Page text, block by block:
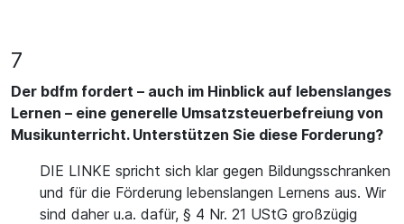
7
Der bdfm fordert – auch im Hinblick auf lebenslanges
Lernen – eine generelle Umsatzsteuerbefreiung von
Musikunterricht. Unterstützen Sie diese Forderung?
DIE LINKE spricht sich klar gegen Bildungsschranken
und für die Förderung lebenslangen Lernens aus. Wir
sind daher u.a. dafür, § 4 Nr. 21 UStG großzügig